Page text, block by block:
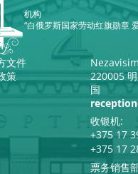
机构
“白俄罗斯国家劳动红旗勋章
文件
策
220005
国
收银机:
+375 17
+375 17
票务销售